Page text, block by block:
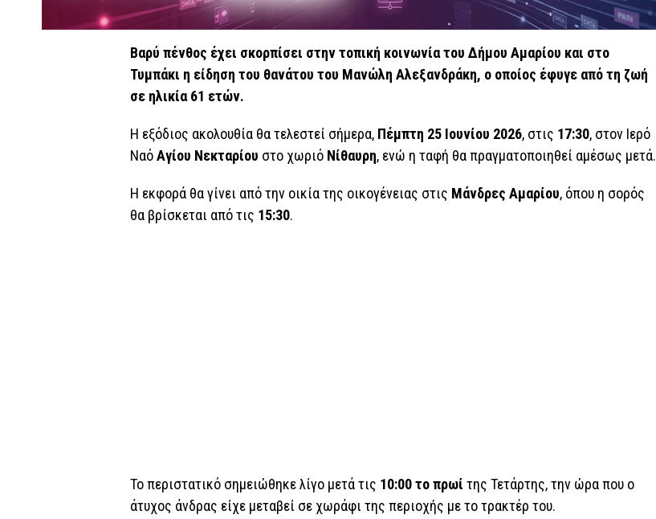
Βαρύ πένθος έχει σκορπίσει στην τοπική κοινωνία του Δήμου Αμαρίου και στο
Τυμπάκι η είδηση του θανάτου του Μανώλη Αλεξανδράκη, ο οποίος έφυγε από τη ζωή
σε ηλικία 61 ετών.
Η εξόδιος ακολουθία θα τελεστεί σήμερα, Πέμπτη 25 Ιουνίου 2026, στις 17:30, στον Ιερό
ΝαόΑγίου Νεκταρίου στο χωριό Νίθαυρη, ενώ η ταφή θα πραγματοποιηθεί αμέσως μετά.
Η εκφορά θα γίνει από την οικία της οικογένειας στις Μάνδρες Αμαρίου, όπου η σορός
θα βρίσκεται από τις 15:30.
Το περιστατικό σημειώθηκε λίγο μετά τις 10:00 το πρωί της Τετάρτης, την ώρα που ο
άτυχος άνδρας είχε μεταβεί σε χωράφι της περιοχής με το τρακτέρ του.